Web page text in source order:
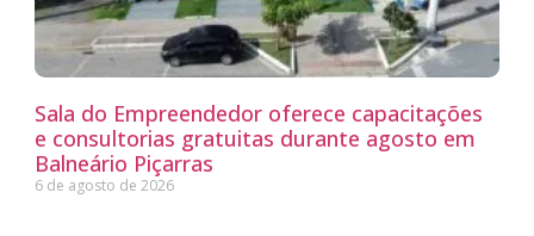
Sala do Empreendedor oferece capacitações
e consultorias gratuitas durante agosto em
Balneário Piçarras
6 de agosto de 2026